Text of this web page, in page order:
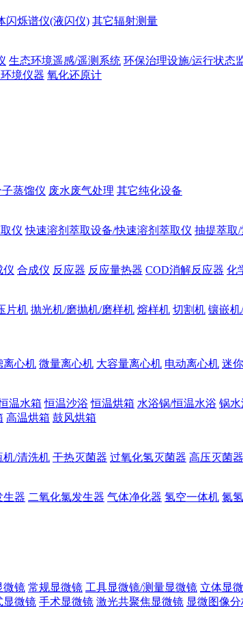
闪烁谱仪(液闪仪) 其它辐射测量
生态环境遥感/遥测系统 环保治理设施/运行状态
境仪器 氧化还原计
子蒸馏仪 废水废气处理 其它纯化设备
仪 快速溶剂萃取设备/快速溶剂萃取仪 抽提萃取
仪 合成仪 反应器 反应量热器 COD消解反应器 化
片机 抛光机/磨抛机/磨样机 熔样机 切割机 镶嵌
离心机 微量离心机 大容量离心机 电动离心机 迷
温水箱 恒温沙浴 恒温烘箱 水浴锅/恒温水浴 锅水
高温烘箱 鼓风烘箱
机/清洗机 干热灭菌器 过氧化氢灭菌器 高压灭菌
生器 二氧化氯发生器 气体净化器 氢空一体机 氮
微镜 常规显微镜 工具显微镜/测量显微镜 立体显
显微镜 手术显微镜 激光共聚焦显微镜 显微图像